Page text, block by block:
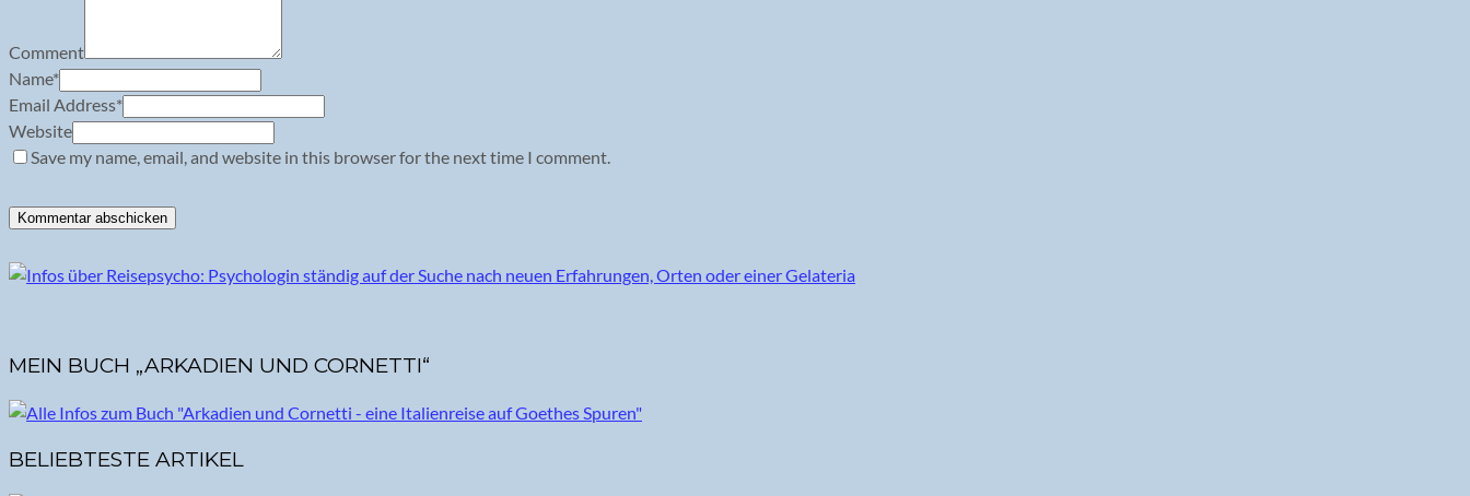
Comment
Name*
Email Address*
Website
Save my name, email, and website in this browser for the next time I comment.
MEIN BUCH „ARKADIEN UND CORNETTI“
BELIEBTESTE ARTIKEL